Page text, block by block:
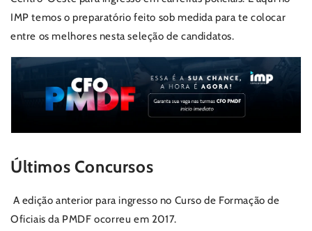
IMP temos o preparatório feito sob medida para te colocar
entre os melhores nesta seleção de candidatos.
Últimos Concursos
A edição anterior para ingresso no Curso de Formação de
Oficiais da PMDF ocorreu em 2017.